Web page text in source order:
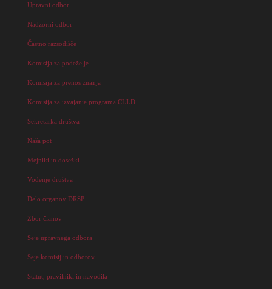
Upravni odbor
Nadzorni odbor
Častno razsodišče
Komisija za podeželje
Komisija za prenos znanja
Komisija za izvajanje programa CLLD
Sekretarka društva
Naša pot
Mejniki in dosežki
Vodenje društva
Delo organov DRSP
Zbor članov
Seje upravnega odbora
Seje komisij in odborov
Statut, pravilniki in navodila